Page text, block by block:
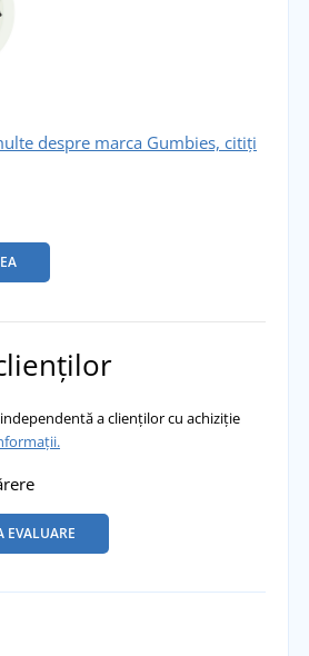
despre marca Gumbies, citiți
a clienților cu achiziție
EVALUARE